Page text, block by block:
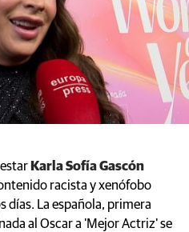
Karla Sofía Gascón
racista y xenófobo
días. La española, primera
al Oscar a 'Mejor Actriz' se